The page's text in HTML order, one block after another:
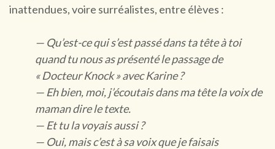
inattendues, voire surréalistes, entre élèves :
— Qu’est-ce qui s’est passé dans ta tête à toi
quand tu nous as présenté le passage de
« Docteur Knock » avec Karine ?
— Eh bien, moi, j’écoutais dans ma tête la voix de
maman dire le texte.
— Et tu la voyais aussi ?
— Oui, mais c’est à sa voix que je faisais